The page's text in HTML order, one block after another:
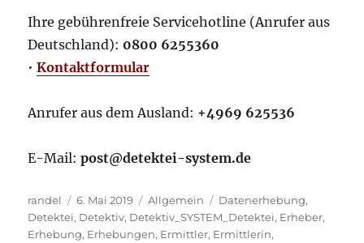
Ihre gebührenfreie Servicehotline (Anrufer aus
Deutschland): 0800 6255360
•Kontaktformular
Anrufer aus dem Ausland: +4969 625536
E-Mail:post@detektei-system.de
Autor
randel
Veröffentlicht
am
6. Mai 2019 Kategorien
Allgemein Schlagwörter
Datenerhebung,
Detektei, Detektiv, Detektiv_SYSTEM_Detektei, Erheber,
Erhebung, Erhebungen, Ermittler, Ermittlerin,